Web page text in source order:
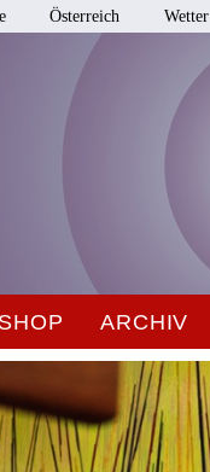
Österreich Wetter
SHOP ARCHIV